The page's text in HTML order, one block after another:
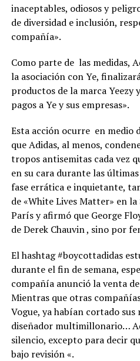
inaceptables, odiosos y
de diversidad e inclusión,
compañía».
Como parte de las medidas,
la asociación con Ye,
productos de la marca Yeezy
pagos a Ye y sus empresas».
Esta acción ocurre en medio
que Adidas, al menos,
tropos antisemitas cada vez
en su cara durante las
fase errática e inquietante,
de «White Lives Matter» en la
París y afirmó que George
de Derek Chauvin , sino por
El hashtag #boycottadidas
durante el fin de semana,
compañía anunció la venta
Mientras que otras
Vogue, ya habían cortado
diseñador multimillonario…
silencio, excepto para decir
bajo revisión «.